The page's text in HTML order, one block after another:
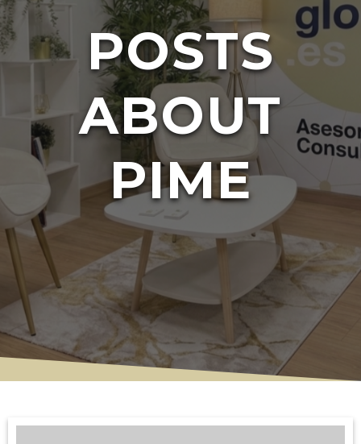
POSTS
ABOUT
PIME